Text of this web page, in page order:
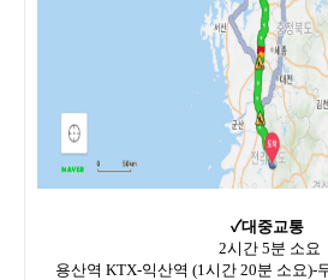
✓대중교통
2시간 5분 소요
용산역 KTX-익산역 (1시간 20분 소요)-